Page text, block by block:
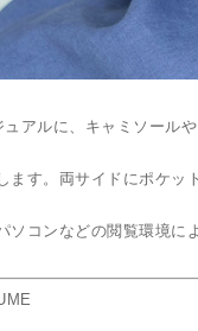
アルに、キャミソール
す。両サイドにポケッ
コンなどの閲覧環境に